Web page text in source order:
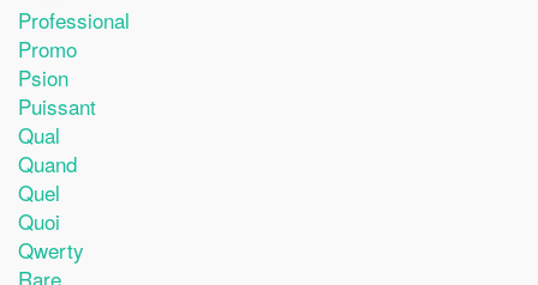
Professional
Promo
Psion
Puissant
Qual
Quand
Quel
Quoi
Qwerty
Rare